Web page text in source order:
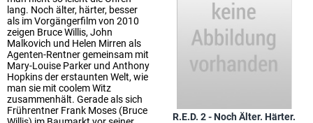
R.E.D. 2 - Noch Älter. Härter.
lang. Noch älter, härter, besser
als im Vorgängerfilm von 2010
zeigen Bruce Willis, John
Malkovich und Helen Mirren als
Agenten-Rentner gemeinsam mit
Mary-Louise Parker und Anthony
Hopkins der erstaunten Welt, wie
man sie mit coolem Witz
zusammenhält. Gerade als sich
Frührentner Frank Moses (Bruce